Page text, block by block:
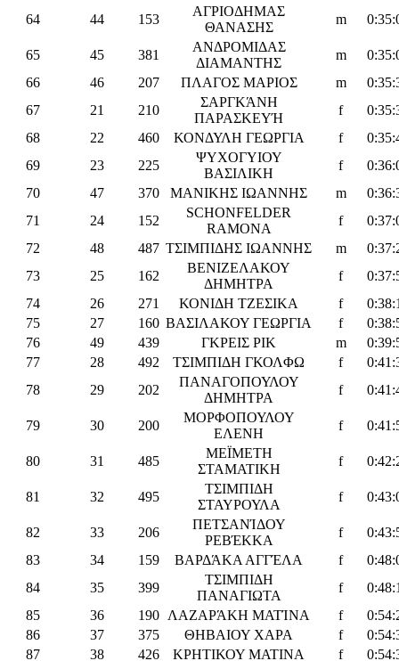
64
44 153
ΑΓΡΙΟΔΗΜΑΣ
ΘΑΝΑΣΗΣ
m
65 45 381
ΑΝΔΡΟΜΙΔΑΣ
ΔΙΑΜΑΝΤΗΣ
m
66
46 207 ΠΛΑΓΟΣ ΜΑΡΙΟΣ m
67
21 210
ΣΑΡΓΚΆΝΗ
ΠΑΡΑΣΚΕΥΉ
f
68
22 460 ΚΟΝΔΥΛΗ ΓΕΩΡΓΙΑ f
69
23 225
ΨΥΧΟΓΥΙΟΥ
ΒΑΣΙΛΙΚΗ
f
70
47 370 ΜΑΝΙΚΗΣ ΙΩΑΝΝΗΣ m
71
24 152
SCHONFELDER
RAMONA
f
72
48 487 ΤΣΙΜΠΙΔΗΣ ΙΩΑΝΝΗΣ m
73
25 162
ΒΕΝΙΖΕΛΑΚΟΥ
ΔΗΜΗΤΡΑ
f
74
26 271 ΚΟΝΙΔΗ TΖΕΣΙΚΑ f
75
27 160 ΒΑΣΙΛΑΚΟΥ ΓΕΩΡΓΙΑ f
76
49 439 ΓΚΡΕΙΣ ΡΙΚ m
77
28 492 ΤΣΙΜΠΙΔΗ ΓΚΟΛΦΩ f
78
29 202
ΠΑΝΑΓΟΠΟΥΛΟΥ
ΔΗΜΗΤΡΑ
f
79 30 200
ΜΟΡΦΟΠΟΥΛΟΥ
ΕΛΕΝΗ
f
80 31 485
ΜΕΪΜΕΤΗ
ΣΤΑΜΑΤΙΚΗ
f
81 32 495
ΤΣΙΜΠΙΔΗ
ΣΤΑΥΡΟΥΛΑ
f
82 33 206
ΠΕΤΣΑΝΊΔΟΥ
ΡΕΒΈΚΚΑ
f
83
34 159 ΒΑΡΔΆΚΑ ΑΓΓΈΛΑ f
84
35 399
ΤΣΙΜΠΙΔΗ
ΠΑΝΑΓΙΩΤΑ
f
85
36 190 ΛΑΖΑΡΆΚΗ ΜΑΤΊΝΑ f
86
37 375 ΘΗΒΑΙΟΥ ΧΑΡΑ f
87
38 426 ΚΡΗΤΙΚΟΥ ΜΑΤΙΝΑ f